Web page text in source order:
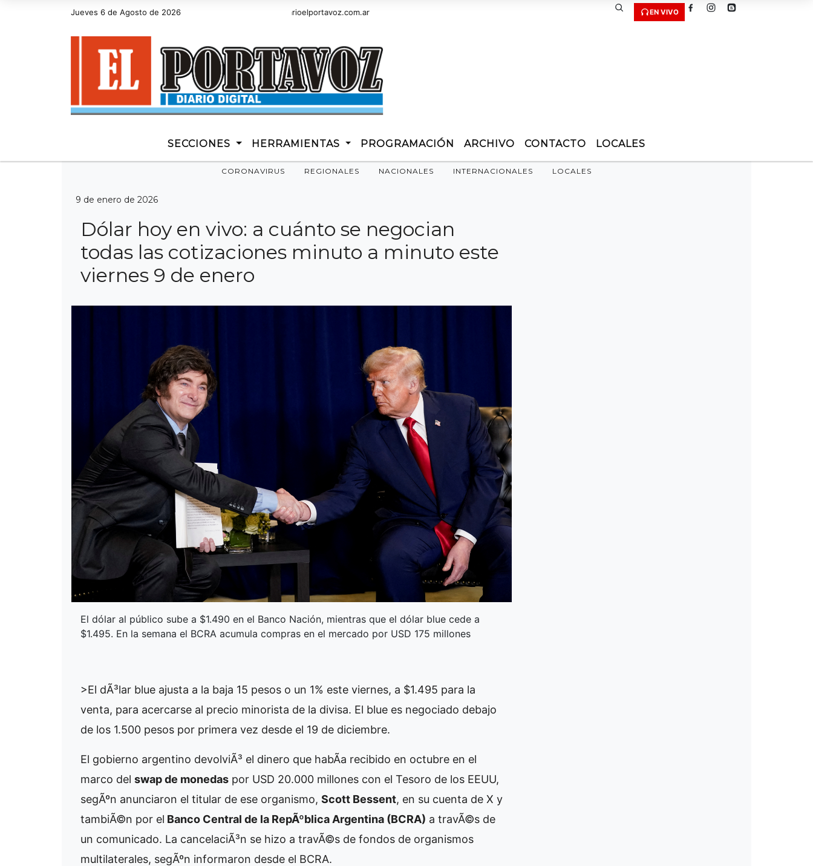
Jueves 6 de Agosto de 2026
Hoy es Jueves 6 de Agosto de 2026 y son las 12:14 - diarioelportavoz.com.ar EN VIVO
SECCIONES HERRAMIENTAS PROGRAMACIÓN ARCHIVO CONTACTO LOCALES
CORONAVIRUS REGIONALES NACIONALES INTERNACIONALES LOCALES
9 de enero de 2026
Dólar hoy en vivo: a cuánto se negocian
todas las cotizaciones minuto a minuto este
viernes 9 de enero
El dólar al público sube a $1.490 en el Banco Nación, mientras que el dólar blue cede a
$1.495. En la semana el BCRA acumula compras en el mercado por USD 175 millones
>El dÃ³lar blue ajusta a la baja 15 pesos o un 1% este viernes, a $1.495 para la
venta, para acercarse al precio minorista de la divisa. El blue es negociado debajo
de los 1.500 pesos por primera vez desde el 19 de diciembre.
El gobierno argentino devolviÃ³ el dinero que habÃ­a recibido en octubre en el
marco del swap de monedas por USD 20.000 millones con el Tesoro de los EEUU,
segÃºn anunciaron el titular de ese organismo, Scott Bessent, en su cuenta de X y
tambiÃ©n por el Banco Central de la RepÃºblica Argentina (BCRA) a travÃ©s de
un comunicado. La cancelaciÃ³n se hizo a travÃ©s de fondos de organismos
multilaterales, segÃºn informaron desde el BCRA.